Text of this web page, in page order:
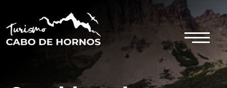
contenido